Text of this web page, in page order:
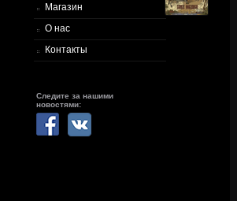
Магазин
О нас
Контакты
Следите за нашими
новостями: